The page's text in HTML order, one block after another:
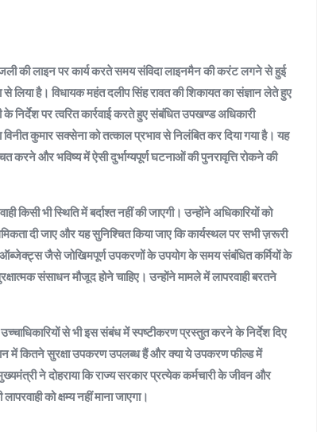
की लाइन पर कार्य करते समय संविदा लाइनमैन की करंट लगने से हुई
लिया है। विधायक महंत दलीप सिंह रावत की शिकायत का संज्ञान लेते हुए
निर्देश पर त्वरित कार्रवाई करते हुए संबंधित उपखण्ड अधिकारी
कुमार सक्सेना को तत्काल प्रभाव से निलंबित कर दिया गया है। यह
करने और भविष्य में ऐसी दुर्भाग्यपूर्ण घटनाओं की पुनरावृत्ति रोकने की
किसी भी स्थिति में बर्दाश्त नहीं की जाएगी। उन्होंने अधिकारियों को
दी जाए और यह सुनिश्चित किया जाए कि कार्यस्थल पर सभी ज़रूरी
ऑब्जेक्ट्स जैसे जोखिमपूर्ण उपकरणों के उपयोग के समय संबंधित कर्मियों के
संसाधन मौजूद होने चाहिए। उन्होंने मामले में लापरवाही बरतने
से भी इस संबंध में स्पष्टीकरण प्रस्तुत करने के निर्देश दिए
में कितने सुरक्षा उपकरण उपलब्ध हैं और क्या ये उपकरण फील्ड में
ने दोहराया कि राज्य सरकार प्रत्येक कर्मचारी के जीवन और
को क्षम्य नहीं माना जाएगा।